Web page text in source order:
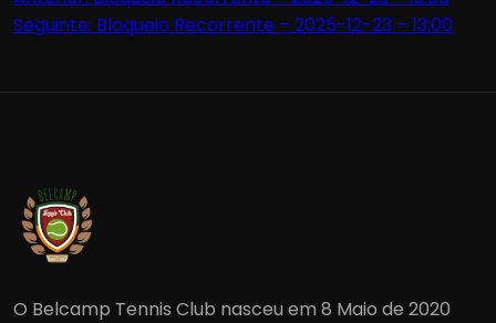
Beach Tennis
de
Seguinte: Bloqueio Recorrente – 2025-12-23 – 13:00
O Belcamp Tennis Club nasceu em 8 Maio de 2020